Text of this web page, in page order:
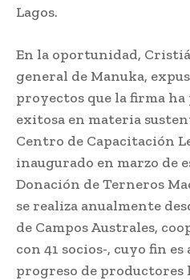
Lagos.
En la oportunidad,
general de Manuka,
proyectos que la firma
exitosa en materia
Centro de Capacitación
inaugurado en marzo de
Donación de Terneros
se realiza anualmente
de Campos Australes,
con 41 socios-, cuyo fin
progreso de productores